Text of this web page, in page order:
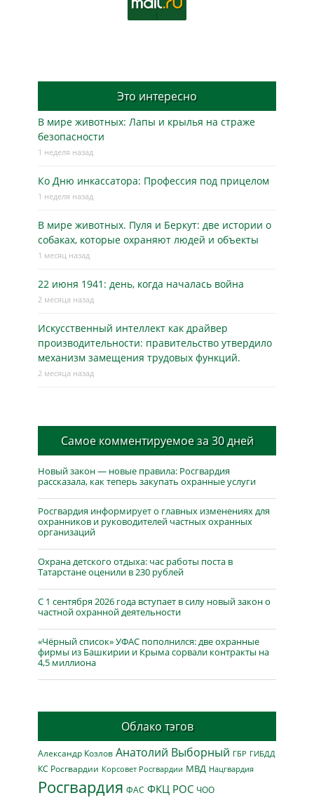
Это интересно
В мире животных: Лапы и крылья на страже
безопасности
1 неделя назад
Ко Дню инкассатора: Профессия под прицелом
1 неделя назад
В мире животных. Пуля и Беркут: две истории о
собаках, которые охраняют людей и объекты
1 месяц назад
22 июня 1941: день, когда началась война
2 месяца назад
Искусственный интеллект как драйвер
производительности: правительство утвердило
механизм замещения трудовых функций.
2 месяца назад
Самое комментируемое за 30 дней
Новый закон — новые правила: Росгвардия
рассказала, как теперь закупать охранные услуги
Росгвардия информирует о главных изменениях для
охранников и руководителей частных охранных
организаций
Охрана детского отдыха: час работы поста в
Татарстане оценили в 230 рублей
С 1 сентября 2026 года вступает в силу новый закон о
частной охранной деятельности
«Чёрный список» УФАС пополнился: две охранные
фирмы из Башкирии и Крыма сорвали контракты на
4,5 миллиона
Облако тэгов
Александр Козлов Анатолий Выборный ГБР ГИБДД
КС Росгвардии Корсовет Росгвардии МВД Нацгвардия
Росгвардия ФАС ФКЦ РОС ЧОО